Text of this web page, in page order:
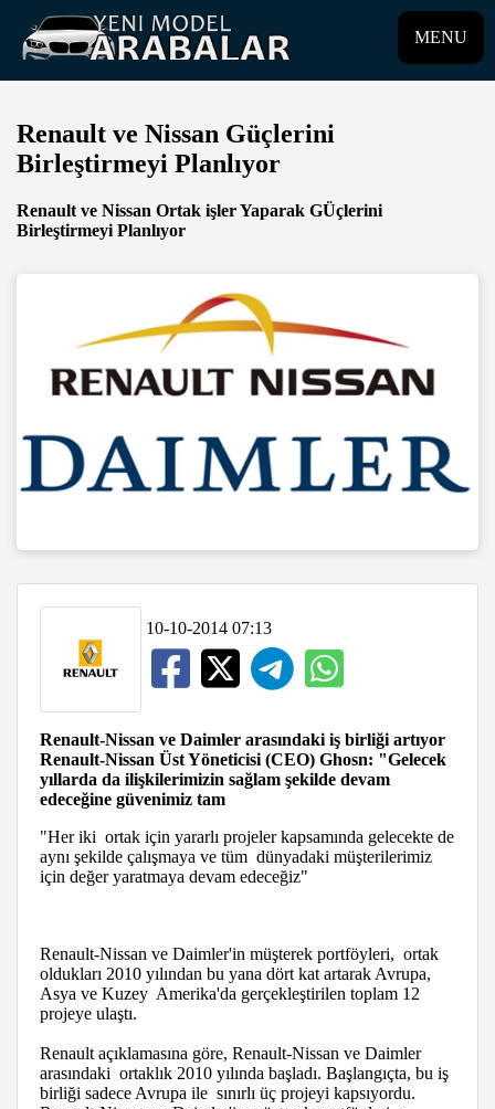
MENU
Renault ve Nissan Güçlerini
Birleştirmeyi Planlıyor
Renault ve Nissan Ortak işler Yaparak GÜçlerini
Birleştirmeyi Planlıyor
10-10-2014 07:13
Renault-Nissan ve Daimler arasındaki iş birliği artıyor
Renault-Nissan Üst Yöneticisi (CEO) Ghosn: "Gelecek
yıllarda da ilişkilerimizin sağlam şekilde devam
edeceğine güvenimiz tam
"Her iki ortak için yararlı projeler kapsamında gelecekte de
aynı şekilde çalışmaya ve tüm dünyadaki müşterilerimiz
için değer yaratmaya devam edeceğiz"
Renault-Nissan ve Daimler'in müşterek portföyleri, ortak
oldukları 2010 yılından bu yana dört kat artarak Avrupa,
Asya ve Kuzey Amerika'da gerçekleştirilen toplam 12
projeye ulaştı.
Renault açıklamasına göre, Renault-Nissan ve Daimler
arasındaki ortaklık 2010 yılında başladı. Başlangıçta, bu iş
birliği sadece Avrupa ile sınırlı üç projeyi kapsıyordu.